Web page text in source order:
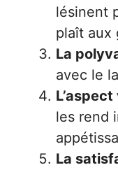
lésinent
plaît aux
La
avec le
les rend
La